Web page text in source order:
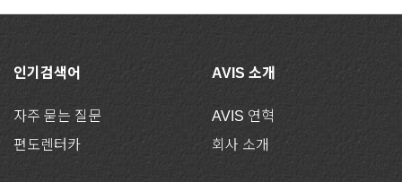
인기검색어
자주 묻는 질문
편도렌터카
AVIS 소개
AVIS 연혁
회사 소개